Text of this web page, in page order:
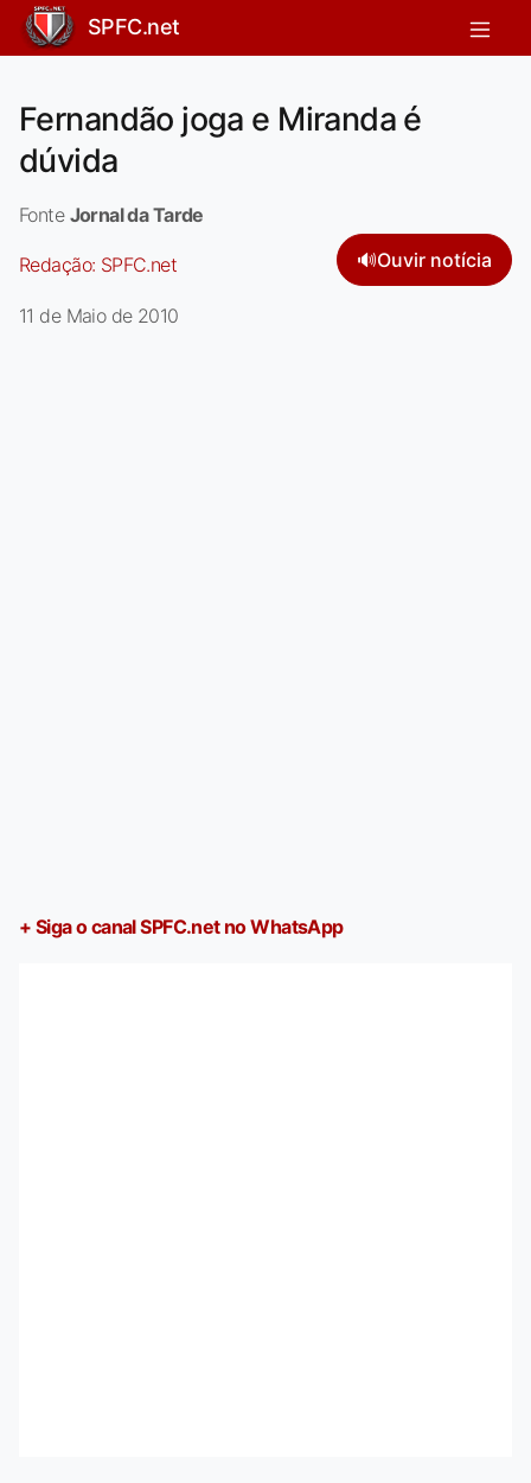
SPFC.net
Fernandão joga e Miranda é
dúvida
Fonte Jornal da Tarde
Redação: SPFC.net 🔊Ouvir notícia
11 de Maio de 2010
+ Siga o canal SPFC.net no WhatsApp